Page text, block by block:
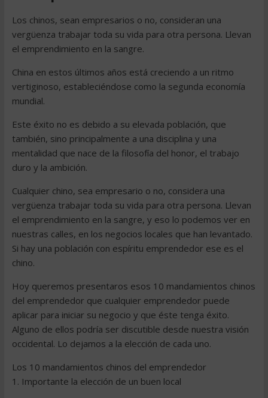
Los chinos, sean empresarios o no, consideran una
vergüenza trabajar toda su vida para otra persona. Llevan
el emprendimiento en la sangre.
China en estos últimos años está creciendo a un ritmo
vertiginoso, estableciéndose como la segunda economía
mundial.
Este éxito no es debido a su elevada población, que
también, sino principalmente a una disciplina y una
mentalidad que nace de la filosofía del honor, el trabajo
duro y la ambición.
Cualquier chino, sea empresario o no, considera una
vergüenza trabajar toda su vida para otra persona. Llevan
el emprendimiento en la sangre, y eso lo podemos ver en
nuestras calles, en los negocios locales que han levantado.
Si hay una población con espíritu emprendedor ese es el
chino.
Hoy queremos presentaros esos 10 mandamientos chinos
del emprendedor que cualquier emprendedor puede
aplicar para iniciar su negocio y que éste tenga éxito.
Alguno de ellos podría ser discutible desde nuestra visión
occidental. Lo dejamos a la elección de cada uno.
Los 10 mandamientos chinos del emprendedor
1. Importante la elección de un buen local